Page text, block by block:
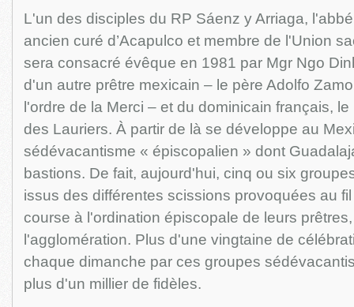
L'un des disciples du RP Sáenz y Arriaga,
ancien curé d’Acapulco et membre de l'Union
sera consacré évêque en 1981 par Mgr Ngo
d'un autre prêtre mexicain – le père Adolfo
l'ordre de la Merci – et du dominicain français,
des Lauriers. À partir de là se développe au
sédévacantisme « épiscopalien » dont
bastions. De fait, aujourd'hui, cinq ou six
issus des différentes scissions provoquées au
course à l'ordination épiscopale de leurs
l'agglomération. Plus d'une vingtaine de
chaque dimanche par ces groupes
plus d'un millier de fidèles.